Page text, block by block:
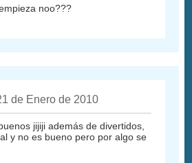
noo???
de Enero de 2010
jijiji además de divertidos,
y no es bueno pero por algo se